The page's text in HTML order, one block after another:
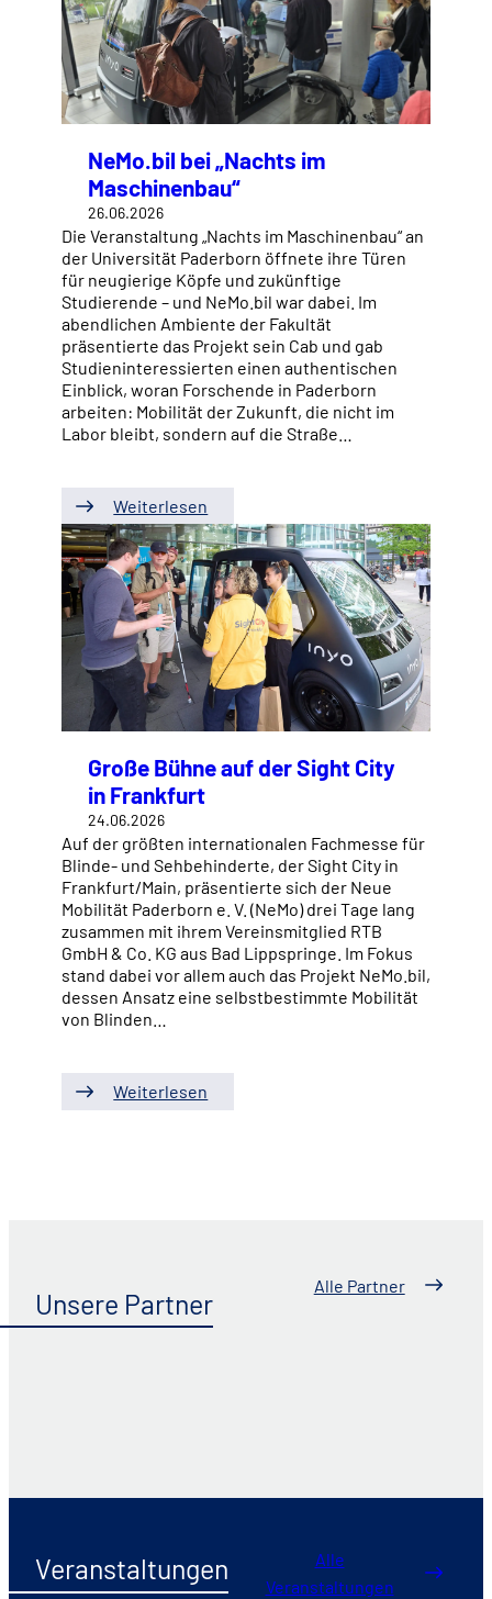
NeMo.bil bei „Nachts im
Maschinenbau“
26.06.2026
Die Veranstaltung „Nachts im Maschinenbau“ an
der Universität Paderborn öffnete ihre Türen
für neugierige Köpfe und zukünftige
Studierende – und NeMo.bil war dabei. Im
abendlichen Ambiente der Fakultät
präsentierte das Projekt sein Cab und gab
Studieninteressierten einen authentischen
Einblick, woran Forschende in Paderborn
arbeiten: Mobilität der Zukunft, die nicht im
Labor bleibt, sondern auf die Straße…
Weiterlesen
Große Bühne auf der Sight City
in Frankfurt
24.06.2026
Auf der größten internationalen Fachmesse für
Blinde- und Sehbehinderte, der Sight City in
Frankfurt/Main, präsentierte sich der Neue
Mobilität Paderborn e. V. (NeMo) drei Tage lang
zusammen mit ihrem Vereinsmitglied RTB
GmbH & Co. KG aus Bad Lippspringe. Im Fokus
stand dabei vor allem auch das Projekt NeMo.bil,
dessen Ansatz eine selbstbestimmte Mobilität
von Blinden…
Weiterlesen
Unsere Partner
Alle Partner
Veranstaltungen
Alle
Veranstaltungen